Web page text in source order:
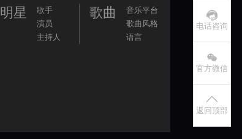
歌曲
音乐平台
歌曲风格
语言
明星
歌手
演员
主持人
电话咨询
官方微信
返回顶部